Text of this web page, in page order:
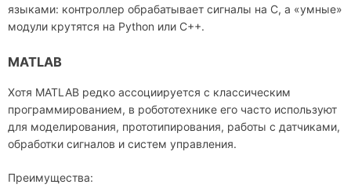
языками: контроллер обрабатывает сигналы на C, а «умные»
модули крутятся на Python или C++.
MATLAB
Хотя MATLAB редко ассоциируется с классическим
программированием, в робототехнике его часто используют
для моделирования, прототипирования, работы с датчиками,
обработки сигналов и систем управления.
Преимущества: